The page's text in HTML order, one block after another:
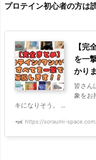
プロテイン初心者の方は
【完
を一
かり
皆さん
象をお
キになりそう。 ...
https://soraumi-